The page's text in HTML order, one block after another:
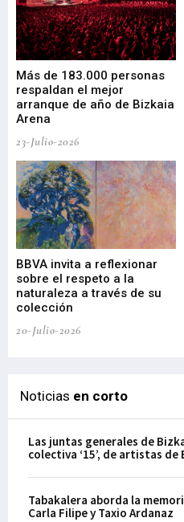
Más de 183.000 personas
respaldan el mejor
arranque de año de Bizkaia
Arena
23-Julio-2026
BBVA invita a reflexionar
sobre el respeto a la
naturaleza a través de su
colección
20-Julio-2026
Noticias en corto
Las juntas generales de
colectiva ‘15’, de artistas de
Tabakalera aborda la
Carla Filipe y Taxio Ardanaz